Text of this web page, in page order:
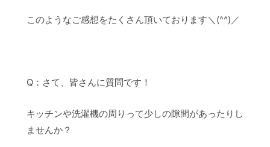
このようなご感想をたくさん頂いております＼(^^)／
Q：さて、皆さんに質問です！
キッチンや洗濯機の周りって少しの隙間があったりし
ませんか？